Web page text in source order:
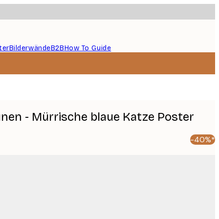
BilderwändeB2BHow To Guide
- Mürrische blaue Katze Poster
-40%*